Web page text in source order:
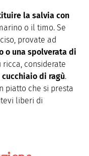
la salvia con
o il timo. Se
provate ad
o una spolverata di
ricca, considerate
di ragù.
piatto che si presta
liberi di